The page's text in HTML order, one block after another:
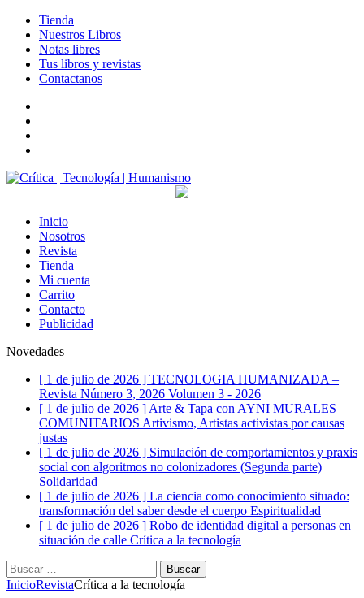
Tienda
Nuestros Libros
Notas libres
Tus libros y revistas
Contactanos
Inicio
Nosotros
Revista
Tienda
Mi cuenta
Carrito
Contacto
Publicidad
Novedades
[ 1 de julio de 2026 ] TECNOLOGIA HUMANIZADA –
Revista Número 3, 2026 Volumen 3 - 2026
[ 1 de julio de 2026 ] Arte & Tapa con AYNI MURALES
COMUNITARIOS Artivismo, Artistas activistas por causas
justas
[ 1 de julio de 2026 ] Simulación de comportamientos y praxis
social con algoritmos no colonizadores (Segunda parte)
Solidaridad
[ 1 de julio de 2026 ] La ciencia como conocimiento situado:
transformación del saber desde el cuerpo Espiritualidad
[ 1 de julio de 2026 ] Robo de identidad digital a personas en
situación de calle Crítica a la tecnología
Buscar:
InicioRevistaCrítica a la tecnología